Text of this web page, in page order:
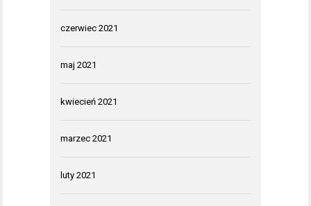
czerwiec 2021
maj 2021
kwiecień 2021
marzec 2021
luty 2021